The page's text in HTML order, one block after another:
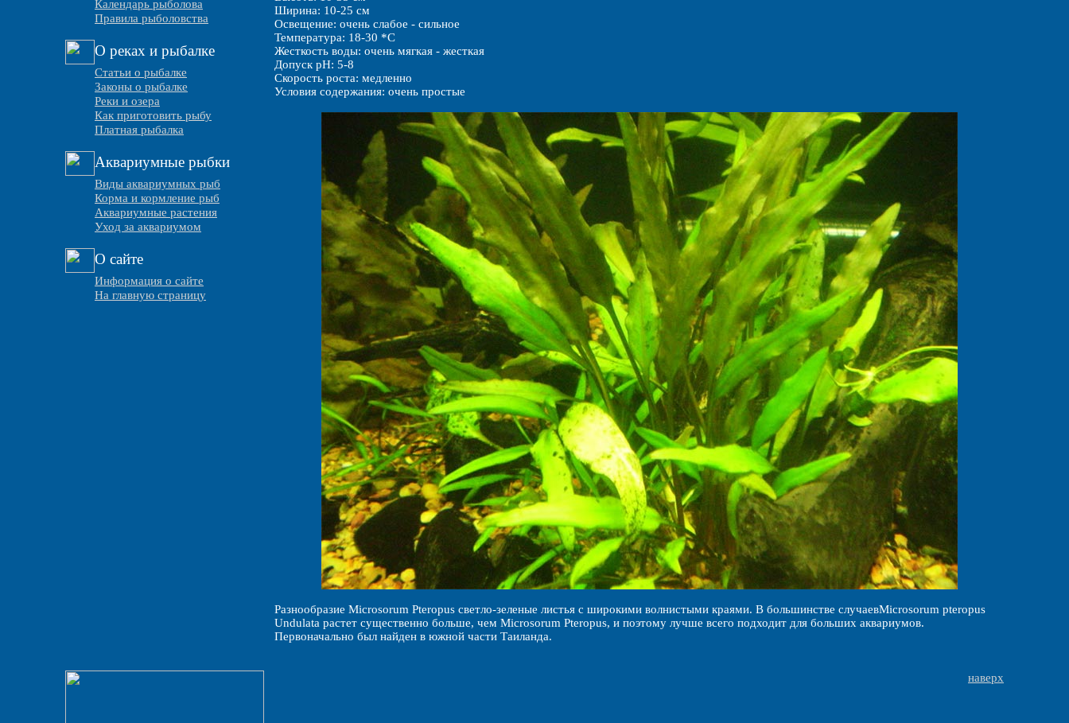
Календарь рыболова
Правила рыболовства
О реках и рыбалке
Статьи о рыбалке
Законы о рыбалке
Реки и озера
Как приготовить рыбу
Платная рыбалка
Аквариумные рыбки
Виды аквариумных рыб
Корма и кормление рыб
Аквариумные растения
Уход за аквариумом
О сайте
Информация о сайте
На главную страницу
Ширина: 10-25 см
Освещение: очень слабое - сильное
Температура: 18-30 *C
Жесткость воды: очень мягкая - жесткая
Допуск pH: 5-8
Скорость роста: медленно
Условия содержания: очень простые
Разнообразие Microsorum Pteropus светло-зеленые листья с широкими волнистыми краями. В большинстве случаевMicrosorum pteropus
Undulata растет существенно больше, чем Microsorum Pteropus, и поэтому лучше всего подходит для больших аквариумов.
Первоначально был найден в южной части Таиланда.
наверх